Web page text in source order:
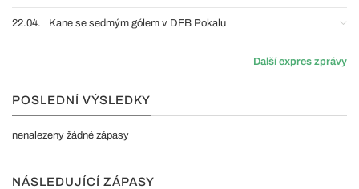
22.04. Kane se sedmým gólem v DFB Pokalu
Další expres zprávy
POSLEDNÍ VÝSLEDKY
nenalezeny žádné zápasy
NÁSLEDUJÍCÍ ZÁPASY